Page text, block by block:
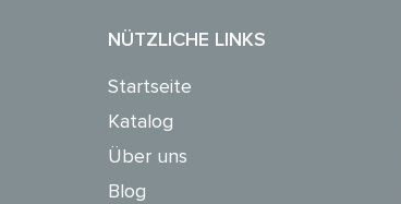
NÜTZLICHE LINKS
Startseite
Katalog
Über uns
Blog